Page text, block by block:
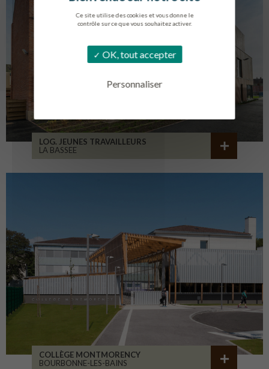
Ce site utilise des cookies et vous donne le
contrôle sur ce que vous souhaitez activer.
OK, tout accepter
Personnaliser
LOG. JEUNES TRAVAILLEURS
LA BASSEE
COLLÈGE MONTMORENCY
BOURBONNE-LES-BAINS